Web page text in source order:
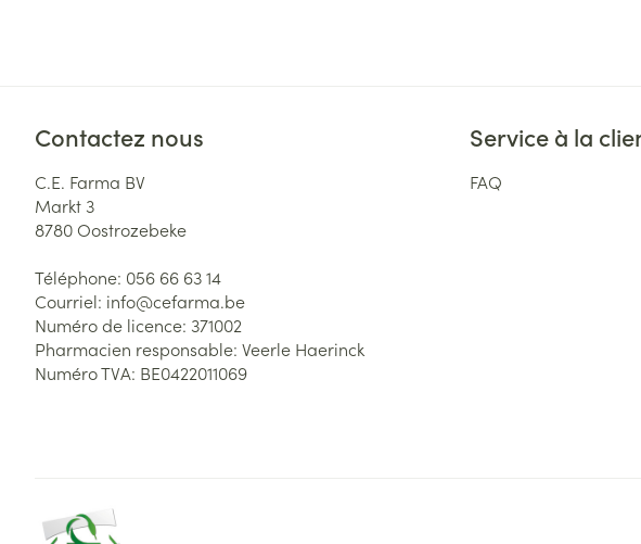
Contactez nous
C.E. Farma BV
Markt 3
8780Oostrozebeke
Téléphone: 056 66 63 14
Courriel: info@cefarma.be
Numéro de licence: 371002
Pharmacien responsable: Veerle Haerinck
Numéro TVA: BE0422011069
Service à la
FAQ